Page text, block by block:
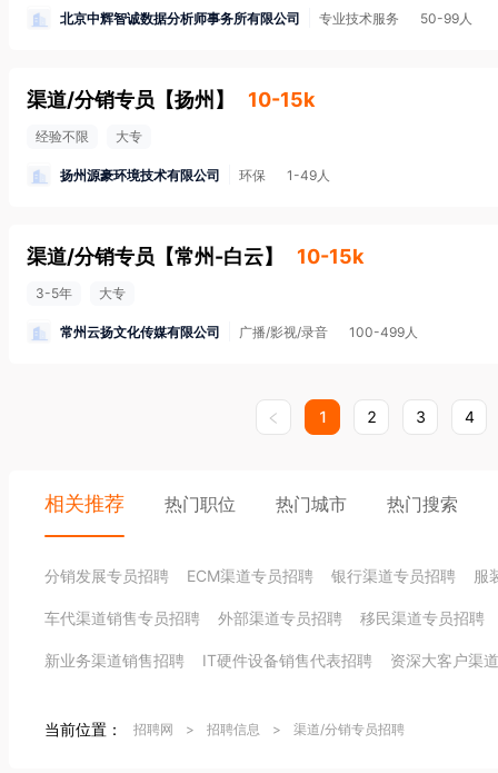
北京中辉智诚数据分析师事务所有限公司 专业技术服务 50-99人
渠道/分销专员 【扬州 】 10-15k
经验不限 大专
扬州源豪环境技术有限公司 环保 1-49人
渠道/分销专员 【常州-白云】 10-15k
3-5年 大专
常州云扬文化传媒有限公司 广播/影视/录音 100-499人
1 2 3 4
相关推荐 热门职位 热门城市 热门搜索
分销发展专员招聘 ECM渠道专员招聘 银行渠道专员招聘 服
车代渠道销售专员招聘 外部渠道专员招聘 移民渠道专员招聘
新业务渠道销售招聘 IT硬件设备销售代表招聘 资深大客户渠
当前位置： 招聘网 > 招聘信息 > 渠道/分销专员招聘